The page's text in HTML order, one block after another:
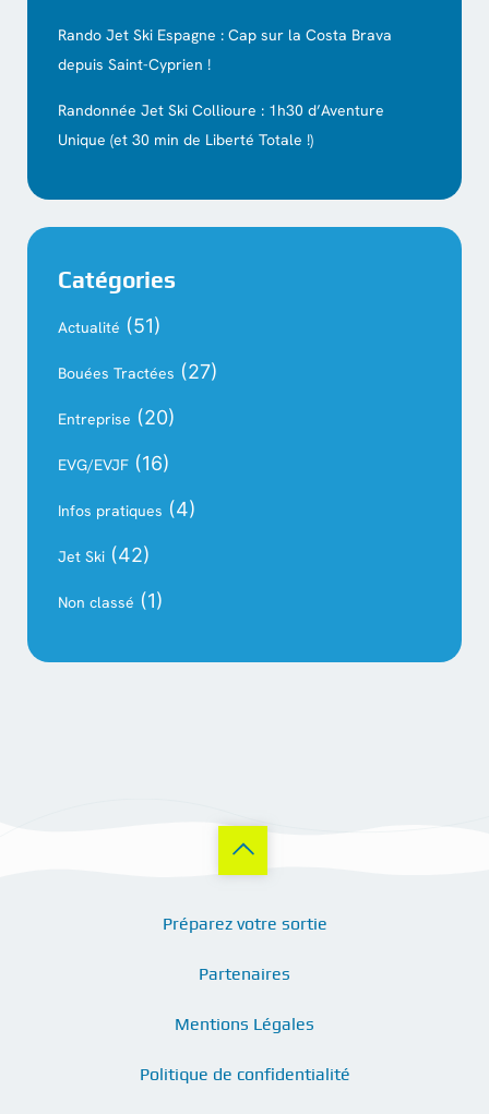
Rando Jet Ski Espagne : Cap sur la Costa Brava
depuis Saint-Cyprien !
Randonnée Jet Ski Collioure : 1h30 d’Aventure
Unique (et 30 min de Liberté Totale !)
Catégories
Actualité (51)
Bouées Tractées (27)
Entreprise (20)
EVG/EVJF (16)
Infos pratiques (4)
Jet Ski (42)
Non classé (1)
Préparez votre sortie
Partenaires
Mentions Légales
Politique de confidentialité